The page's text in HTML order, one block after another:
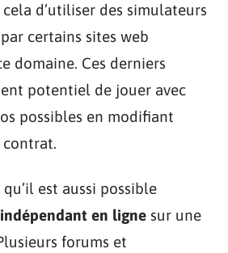
d’utiliser des simulateurs
certains sites web
domaine. Ces derniers
potentiel de jouer avec
possibles en modifiant
contrat.
est aussi possible
en ligne sur une
forums et